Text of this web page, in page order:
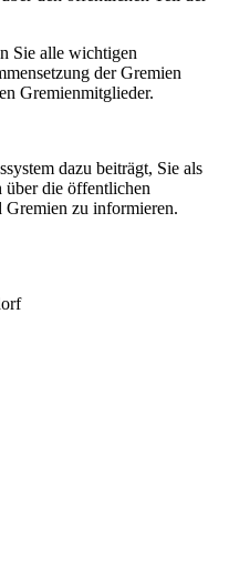
Sie alle wichtigen
der Gremien
Gremienmitglieder.
dazu beiträgt, Sie als
die öffentlichen
Gremien zu informieren.